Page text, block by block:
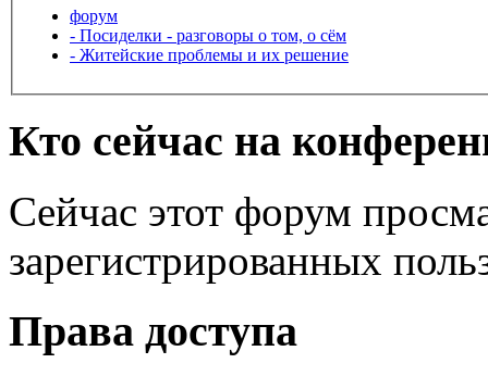
форум
- Посиделки - разговоры о том, о сём
- Житейские проблемы и их решение
Кто сейчас на
Сейчас этот форум
зарегистрированных
Права доступа